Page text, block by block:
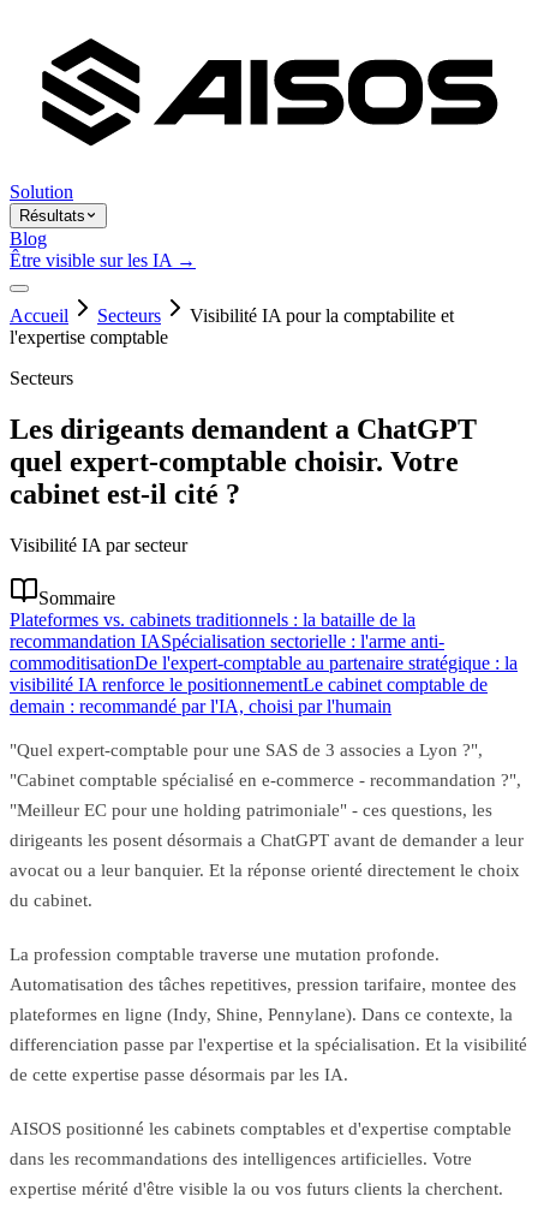
Solution
Résultats
Blog
Être visible sur les IA →
Accueil Secteurs
Visibilité IA pour la comptabilite et
l'expertise comptable
Secteurs
Les dirigeants demandent a ChatGPT
quel expert-comptable choisir. Votre
cabinet est-il cité ?
Visibilité IA par secteur
Sommaire
Plateformes vs. cabinets traditionnels : la bataille de la
recommandation IASpécialisation sectorielle : l'arme anti-
commoditisationDe l'expert-comptable au partenaire stratégique : la
visibilité IA renforce le positionnementLe cabinet comptable de
demain : recommandé par l'IA, choisi par l'humain
"Quel expert-comptable pour une SAS de 3 associes a Lyon ?",
"Cabinet comptable spécialisé en e-commerce - recommandation ?",
"Meilleur EC pour une holding patrimoniale" - ces questions, les
dirigeants les posent désormais a ChatGPT avant de demander a leur
avocat ou a leur banquier. Et la réponse orienté directement le choix
du cabinet.
La profession comptable traverse une mutation profonde.
Automatisation des tâches repetitives, pression tarifaire, montee des
plateformes en ligne (Indy, Shine, Pennylane). Dans ce contexte, la
differenciation passe par l'expertise et la spécialisation. Et la visibilité
de cette expertise passe désormais par les IA.
AISOS positionné les cabinets comptables et d'expertise comptable
dans les recommandations des intelligences artificielles. Votre
expertise mérité d'être visible la ou vos futurs clients la cherchent.